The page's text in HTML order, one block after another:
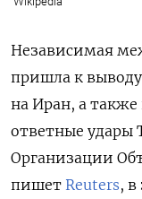
Независимая
пришла к
на Иран, а
ответные удары
Организации
пишет Reuters,